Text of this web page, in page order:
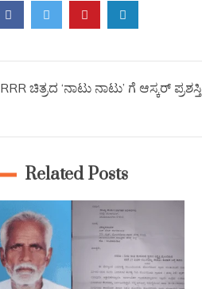
RRR ಚಿತ್ರದ ‘ನಾಟು ನಾಟು’ ಗೆ ಆಸ್ಕರ್ ಪ್ರಶಸ್ತಿ
Related Posts